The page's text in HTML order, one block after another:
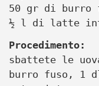
50 gr di burro
½ l di latte
Procedimento:
sbattete le
burro fuso, 1